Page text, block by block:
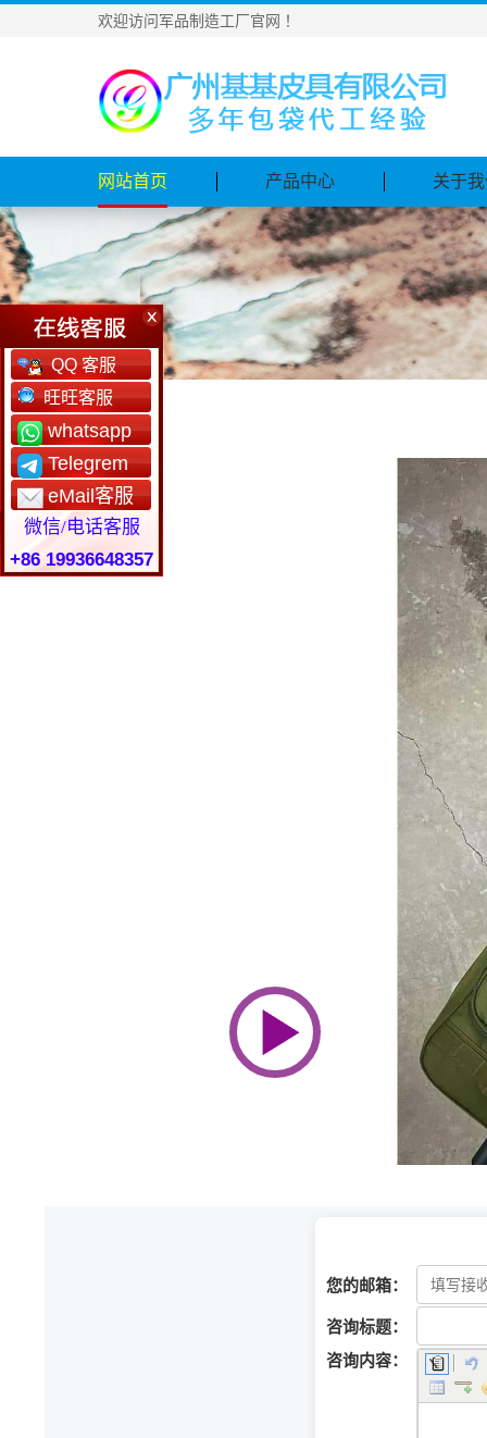
欢迎访问军品制造工厂官网！
网站首页 产品中心 关于
QQ 客服
旺旺客服
whatsapp
Telegrem
eMail客服
微信/电话客服
+86 19936648357